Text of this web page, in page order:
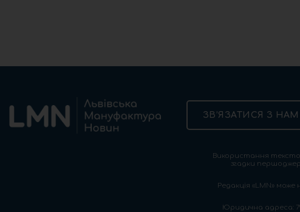
ЗВ’ЯЗАТИСЯ З
Використання
згадки
Редакція «LMN» може
Юридична адреса: